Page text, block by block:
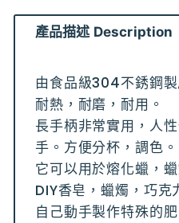
到
Facebook
到
產品描述 Description
由食品級304不銹鋼
耐熱，耐磨，耐用。
長手柄非常實用，人
手。方便分杯，調色。
它可以用於熔化蠟，
DIY香皂，蠟燭，巧克
自己動手製作特殊的